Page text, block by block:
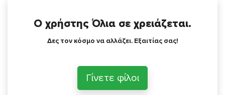
Ο χρήστης Όλια σε χρειάζεται.
Δες τον κόσμο να αλλάζει. Εξαιτίας σας!
Γίνετε φίλοι